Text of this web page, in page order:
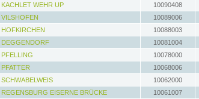
KACHLET WEHR UP
10090408
VILSHOFEN
10089006
HOFKIRCHEN
10088003
DEGGENDORF
10081004
PFELLING
10078000
PFATTER
10068006
SCHWABELWEIS
10062000
REGENSBURG EISERNE BRÜCKE
10061007